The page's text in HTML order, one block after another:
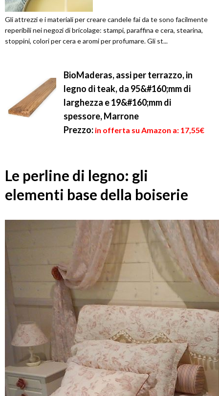
Gli attrezzi e i materiali per creare candele fai da te sono facilmente
reperibili nei negozi di bricolage: stampi, paraffina e cera, stearina,
stoppini, colori per cera e aromi per profumare. Gli st...
BioMaderas, assi per terrazzo, in
legno di teak, da 95&#160;mm di
larghezza e 19&#160;mm di
spessore, Marrone
Prezzo: in offerta su Amazon a: 17,55€
Le perline di legno: gli
elementi base della boiserie